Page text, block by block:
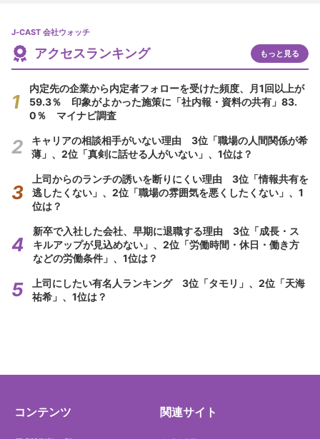
J-CAST 会社ウォッチ
アクセスランキング もっと見る
内定先の企業から内定者フォローを受けた頻度、月1回以上が
59.3％ 印象がよかった施策に「社内報・資料の共有」83.
0％ マイナビ調査
キャリアの相談相手がいない理由 3位「職場の人間関係が希
薄」、2位「真剣に話せる人がいない」、1位は？
上司からのランチの誘いを断りにくい理由 3位「情報共有を
逃したくない」、2位「職場の雰囲気を悪くしたくない」、1
位は？
新卒で入社した会社、早期に退職する理由 3位「成長・ス
キルアップが見込めない」、2位「労働時間・休日・働き方
などの労働条件」、1位は？
上司にしたい有名人ランキング 3位「タモリ」、2位「天海
祐希」、1位は？
コンテンツ 関連サイト